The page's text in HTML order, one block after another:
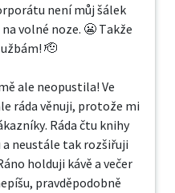
není můj šálek
volné noze. 😬 Takže
🫡
ale neopustila! Ve
ráda věnuji, protože mi
Ráda čtu knihy
neustále tak rozšiřuji
holduji kávě a večer
pravděpodobně